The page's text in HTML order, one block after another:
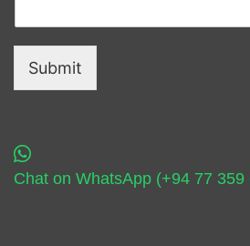
Submit
Chat on WhatsApp (+94 77 359